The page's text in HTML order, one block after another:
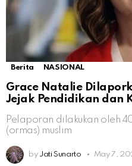
Berita NASIONAL
Grace Natalie
Jejak Pendidikan dan
Pelaporan dilakukan oleh
(ormas) muslim
by Jati Sunarto May 7,